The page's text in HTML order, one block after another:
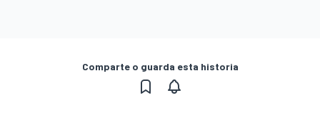
Comparte o guarda esta historia